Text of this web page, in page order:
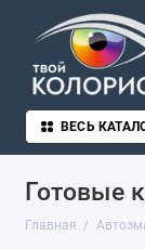
ВЕСЬ
Готовые
Главная